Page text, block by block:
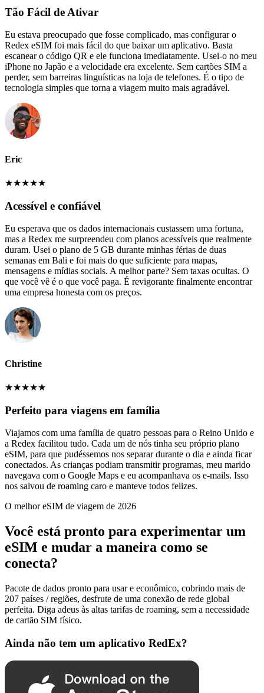
Tão Fácil de Ativar
Eu estava preocupado que fosse complicado, mas configurar o
Redex eSIM foi mais fácil do que baixar um aplicativo. Basta
escanear o código QR e ele funciona imediatamente. Usei-o no meu
iPhone no Japão e a velocidade era excelente. Sem cartões SIM a
perder, sem barreiras linguísticas na loja de telefones. É o tipo de
tecnologia simples que torna a viagem muito mais agradável.
Eric
★★★★★
Acessível e confiável
Eu esperava que os dados internacionais custassem uma fortuna,
mas a Redex me surpreendeu com planos acessíveis que realmente
duram. Usei o plano de 5 GB durante minhas férias de duas
semanas em Bali e foi mais do que suficiente para mapas,
mensagens e mídias sociais. A melhor parte? Sem taxas ocultas. O
que você vê é o que você paga. É revigorante finalmente encontrar
uma empresa honesta com os preços.
Christine
★★★★★
Perfeito para viagens em família
Viajamos com uma família de quatro pessoas para o Reino Unido e
a Redex facilitou tudo. Cada um de nós tinha seu próprio plano
eSIM, para que pudéssemos nos separar durante o dia e ainda ficar
conectados. As crianças podiam transmitir programas, meu marido
navegava com o Google Maps e eu acompanhava os e-mails. Isso
nos salvou de roaming caro e manteve todos felizes.
O melhor eSIM de viagem de 2026
Você está pronto para experimentar um
eSIM e mudar a maneira como se
conecta?
Pacote de dados pronto para usar e econômico, cobrindo mais de
207 países / regiões, desfrute de uma conexão de rede global
perfeita. Diga adeus às altas tarifas de roaming, sem a necessidade
de cartão SIM físico.
Ainda não tem um aplicativo RedEx?